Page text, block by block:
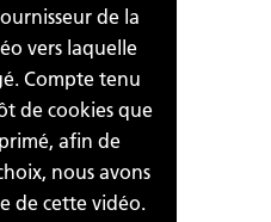
de la
vers laquelle
Compte tenu
de cookies que
afin de
nous avons
de cette vidéo.